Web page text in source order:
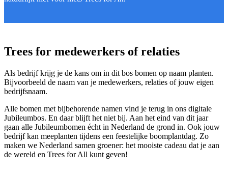
Trees for medewerkers of relaties
Als bedrijf krijg je de kans om in dit bos bomen op naam planten.
Bijvoorbeeld de naam van je medewerkers, relaties of jouw eigen
bedrijfsnaam.
Alle bomen met bijbehorende namen vind je terug in ons digitale
Jubileumbos. En daar blijft het niet bij. Aan het eind van dit jaar
gaan alle Jubileumbomen écht in Nederland de grond in. Ook jouw
bedrijf kan meeplanten tijdens een feestelijke boomplantdag. Zo
maken we Nederland samen groener: het mooiste cadeau dat je aan
de wereld en Trees for All kunt geven!